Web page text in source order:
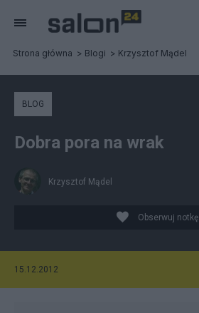
Strona główna Blogi Krzysztof Mądel
BLOG
Dobra pora na wrak
Krzysztof Mądel
Obserwuj notkę
15.12.2012